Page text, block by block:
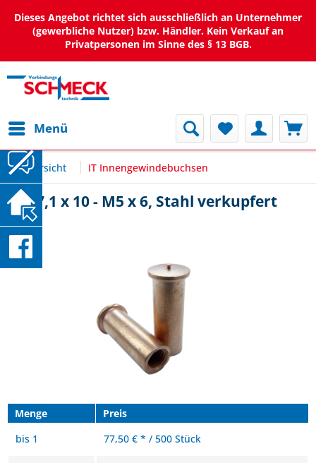
Dieses Angebot richtet sich ausschließlich an Unternehmer
(gewerbliche Nutzer) bzw. Händler. Kein Verkauf an
Privatpersonen im Sinne des § 13 BGB.
Menü
Übersicht IT Innengewindebuchsen
IT Ø7,1 x 10 - M5 x 6, Stahl verkupfert
Menge
Preis
bis 1 77,50 € * / 500 Stück